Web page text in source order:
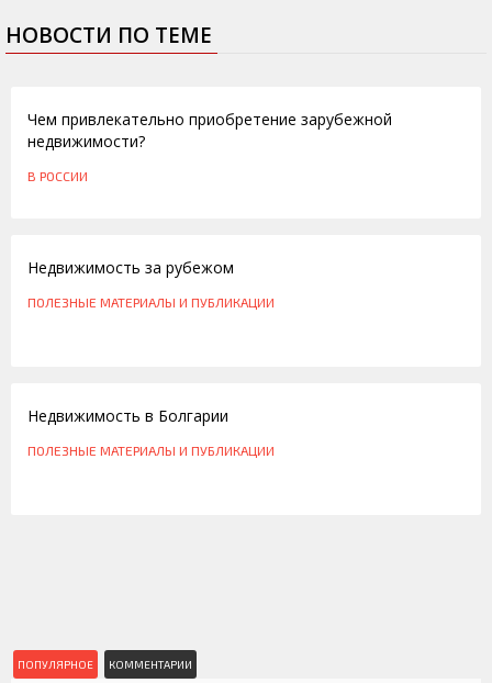
НОВОСТИ ПО ТЕМЕ
Чем привлекательно приобретение зарубежной
недвижимости?
В РОССИИ
Недвижимость за рубежом
ПОЛЕЗНЫЕ МАТЕРИАЛЫ И ПУБЛИКАЦИИ
Недвижимость в Болгарии
ПОЛЕЗНЫЕ МАТЕРИАЛЫ И ПУБЛИКАЦИИ
ПОПУЛЯРНОЕ КОММЕНТАРИИ